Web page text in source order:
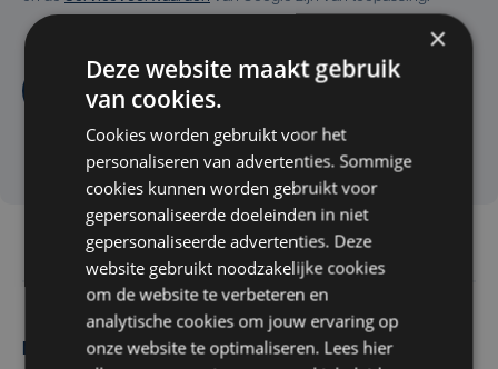
Aanvragen
Maak zelf het nieuws
×
Deze website maakt gebruik
van cookies.
Cookies worden gebruikt voor het
personaliseren van advertenties. Sommige
cookies kunnen worden gebruikt voor
gepersonaliseerde doeleinden in niet
gepersonaliseerde advertenties. Deze
website gebruikt noodzakelijke cookies
om de website te verbeteren en
analytische cookies om jouw ervaring op
onze website te optimaliseren. Lees hier